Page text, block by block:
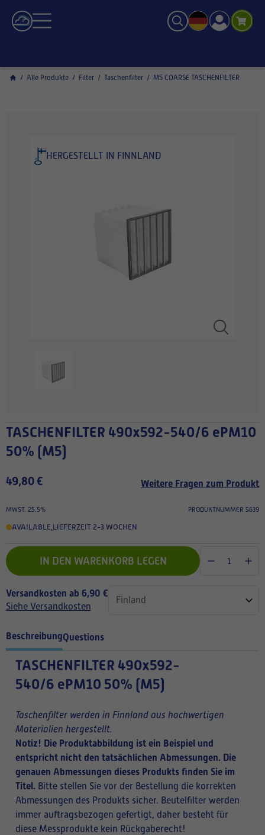
/ Alle Produkte / Filter / Taschenfilter / M5 COARSE TASCHENFILTER
HERGESTELLT IN FINNLAND
TASCHENFILTER 490x592-540/6 ePM10
50% (M5)
49,80 € Weitere Fragen zum Produkt
MWST. 25.5% PRODUKTNUMMER 5639
AVAILABLE,LIEFERZEIT 2-3 WOCHEN
IN DEN WARENKORB LEGEN
Versandkosten ab 6,90 €
Siehe Versandkosten
BeschreibungQuestions
TASCHENFILTER 490x592-
540/6 ePM10 50% (M5)
Taschenfilter werden in Finnland aus hochwertigen
Materialien hergestellt.
Notiz! Die Produktabbildung ist ein Beispiel und
entspricht nicht den tatsächlichen Abmessungen. Die
genauen Abmessungen dieses Produkts finden Sie im
Titel. Bitte stellen Sie vor der Bestellung die korrekten
Abmessungen des Produkts sicher. Beutelfilter werden
immer auftragsbezogen gefertigt, daher besteht für
diese Messprodukte kein Rückgaberecht!